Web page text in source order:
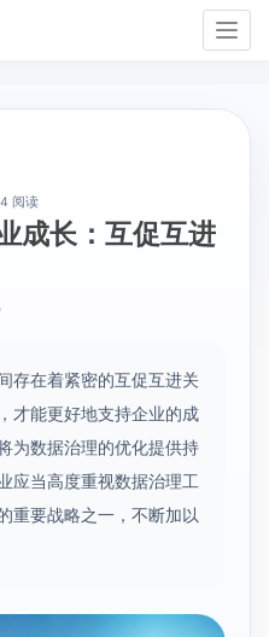
阅读
成长：互促互进
存在着紧密的互促互进关
才能更好地支持企业的成
为数据治理的优化提供持
应当高度重视数据治理工
重要战略之一，不断加以